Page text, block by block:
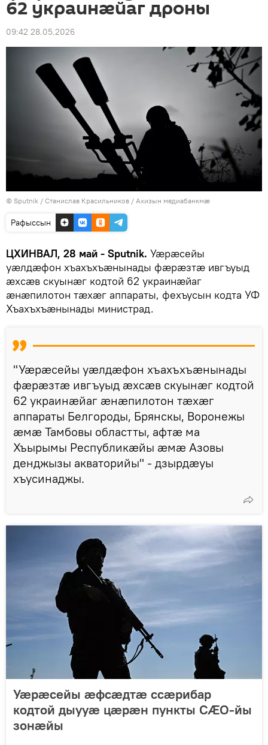
62 украинӕйаг дроны
09:42 28.05.2026
© Sputnik / Станислав Красильников / Ахизын медиабанкмæ
Рафыссын
ЦХИНВАЛ, 28 май - Sputnik. Уӕрӕсейы
уӕлдӕфон хъахъхъӕнынады фӕрӕзтӕ ивгъуыд
ӕхсӕв скуынӕг кодтой 62 украинӕйаг
ӕнӕпилотон тӕхӕг аппараты, фехъусын кодта УФ
Хъахъхъӕнынады министрад.
"Уӕрӕсейы уӕлдӕфон хъахъхъӕнынады
фӕрӕзтӕ ивгъуыд ӕхсӕв скуынӕг кодтой
62 украинӕйаг ӕнӕпилотон тӕхӕг
аппараты Белгороды, Брянскы, Воронежы
æмæ Тамбовы областты, афтæ ма
Хъырымы Республикæйы æмæ Азовы
денджызы акваторийы" - дзырдӕуы
хъусинаджы.
Уӕрӕсейы ӕфсӕдтӕ ссӕрибар
кодтой дыууӕ цӕрӕн пункты СӔО-йы
зонӕйы